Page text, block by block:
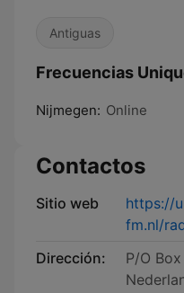
Antiguas
Frecuencias
Nijmegen: Online
Contactos
Sitio web
https://
fm.nl/
Dirección:
P/O